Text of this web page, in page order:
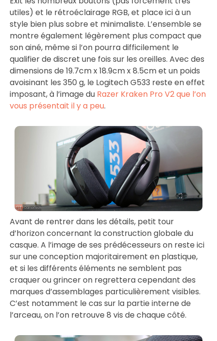
utiles) et le rétroéclairage RGB, et place ici à un
style bien plus sobre et minimaliste. L’ensemble se
montre également légèrement plus compact que
son ainé, même si l’on pourra difficilement le
qualifier de discret une fois sur les oreilles. Avec des
dimensions de 19.7cm x 18.9cm x 8.5cm et un poids
avoisinant les 350 g, le Logitech G533 reste en effet
imposant, à l’image du Razer Kraken Pro V2 que l’on
vous présentait il y a peu.
Avant de rentrer dans les détails, petit tour
d’horizon concernant la construction globale du
casque. A l’image de ses prédécesseurs on reste ici
sur une conception majoritairement en plastique,
et si les différents éléments ne semblent pas
craquer ou grincer on regrettera cependant des
marques d’assemblages particulièrement visibles.
C’est notamment le cas sur la partie interne de
l’arceau, on l’on retrouve 8 vis de chaque côté.